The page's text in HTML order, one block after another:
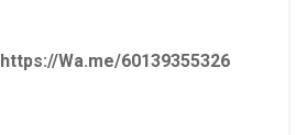
https://Wa.me/60139355326